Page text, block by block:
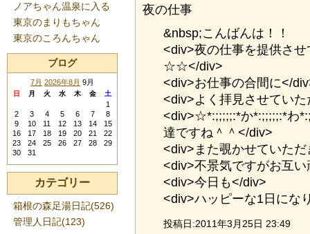
夜の仕事
&nbsp;こんばんは！！
<div>夜の仕事を提供さ
☆☆</div>
<div>お仕事の合間に</
<div>よく拝見させてい
<div>☆*:;;;;;:*か*:;;;;;:*わ
達ですね＾＾</div>
<div>また覗かせていた
<div>不景気ですがお互
<div>今日も</div>
<div>ハッピーな1日に
投稿日:2011年3月25日 23:49
ノアちゃん温泉に入る
東京のまりもちゃん
東京のころんちゃん
ブログ
7月 2026年8月 9月
日 月 火 水 木 金 土
1
2
3 4 5 6 7
8
9
10 11 12 13 14
15
16
17 18 19 20 21
22
23
24 25 26 27 28
29
30
31
カテゴリー
箱根の森足湯日記(526)
管理人日記(123)